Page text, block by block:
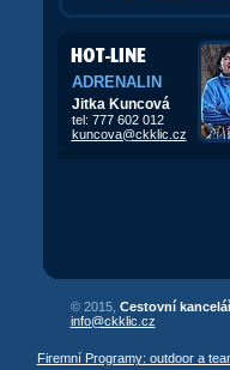
ADRENALIN
Jitka Kuncová
tel: 777 602 012
kuncova@ckklic.cz
© 2015, Cestovní
info@ckklic.cz
Firemní Programy: outdoor a